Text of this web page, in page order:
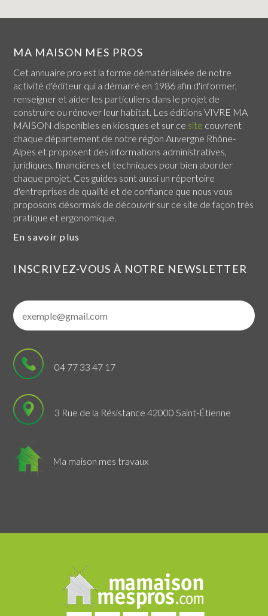
MA MAISON MES PROS
Cet annuaire pro est la forme dématérialisée de notre
activité d'éditeur qui a démarré en 1986 afin d'informer,
renseigner et aider les particuliers dans le projet de
construire ou rénover leur habitat. Les éditions VIVRE MA
MAISON disponibles en kiosques et sur ce site couvrent
chaque département de notre région Auvergne Rhône-
Alpes et proposent des informations administratives,
juridiques, financières et techniques pour bien aborder
chaque projet. Ces guides sont aussi un répertoire
d'entreprises de qualité et de confiance que nous vous
proposons désormais de découvrir sur ce site de façon très
pratique et ergonomique.
En savoir plus
INSCRIVEZ-VOUS À NOTRE NEWSLETTER
04 77 33 47 17
3 Rue de la Résistance 42000 Saint-Étienne
Ma maison mes travaux